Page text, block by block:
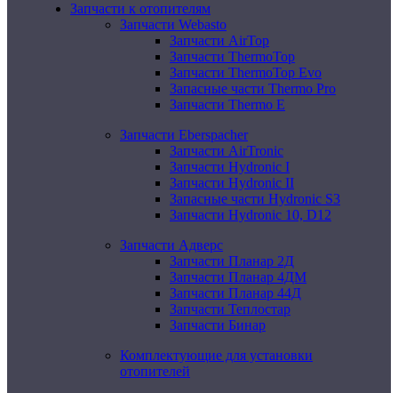
Запчасти к отопителям
Запчасти Webasto
Запчасти AirTop
Запчасти ThermoTop
Запчасти ThermoTop Evo
Запасные части Thermo Pro
Запчасти Thermo E
Запчасти Eberspacher
Запчасти AirTronic
Запчасти Hydronic I
Запчасти Hydronic II
Запасные части Hydronic S3
Запчасти Hydronic 10, D12
Запчасти Адверс
Запчасти Планар 2Д
Запчасти Планар 4ДМ
Запчасти Планар 44Д
Запчасти Теплостар
Запчасти Бинар
Комплектующие для установки
отопителей